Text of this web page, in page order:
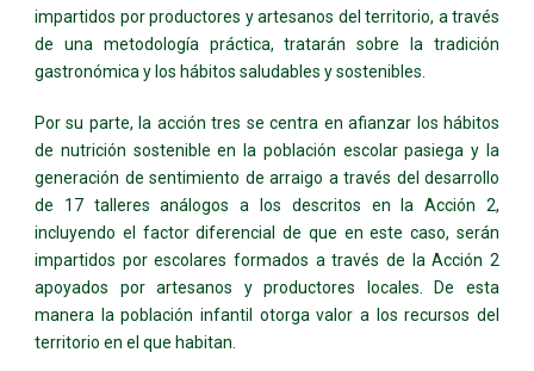
impartidos por productores y artesanos del territorio, a través
de una metodología práctica, tratarán sobre la tradición
gastronómica y los hábitos saludables y sostenibles.
Por su parte, la acción tres se centra en afianzar los hábitos
de nutrición sostenible en la población escolar pasiega y la
generación de sentimiento de arraigo a través del desarrollo
de 17 talleres análogos a los descritos en la Acción 2,
incluyendo el factor diferencial de que en este caso, serán
impartidos por escolares formados a través de la Acción 2
apoyados por artesanos y productores locales. De esta
manera la población infantil otorga valor a los recursos del
territorio en el que habitan.